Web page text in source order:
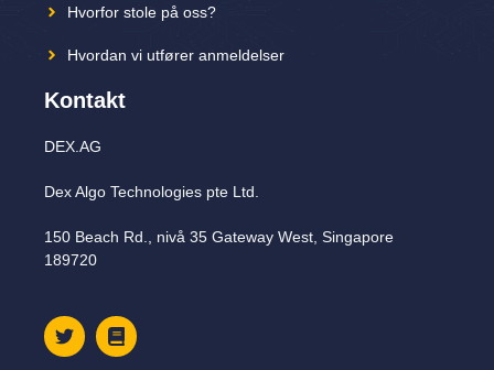
Hvorfor stole på oss?
Hvordan vi utfører anmeldelser
Kontakt
DEX.AG
Dex Algo Technologies pte Ltd.
150 Beach Rd., nivå 35 Gateway West, Singapore
189720